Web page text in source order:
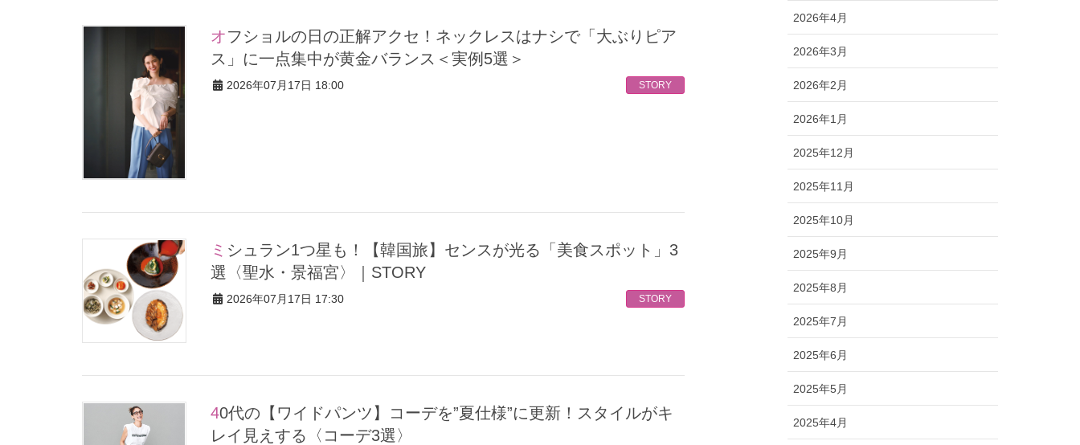
オフショルの日の正解アクセ！ネックレスはナシで「大ぶりピア
ス」に一点集中が黄金バランス＜実例5選＞
2026年07月17日 18:00 STORY
ミシュラン1つ星も！【韓国旅】センスが光る「美食スポット」3
選〈聖水・景福宮〉｜STORY
2026年07月17日 17:30 STORY
40代の【ワイドパンツ】コーデを”夏仕様”に更新！スタイルがキ
レイ見えする〈コーデ3選〉
2026年4月
2026年3月
2026年2月
2026年1月
2025年12月
2025年11月
2025年10月
2025年9月
2025年8月
2025年7月
2025年6月
2025年5月
2025年4月